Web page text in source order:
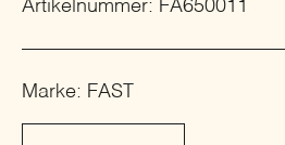
Artikelnummer: FA650011
Marke: FAST